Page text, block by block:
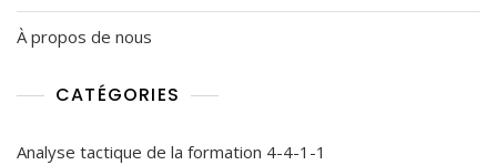
À propos de nous
CATÉGORIES
Analyse tactique de la formation 4-4-1-1